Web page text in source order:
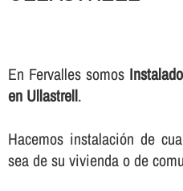
En Fervalles somos
en Ullastrell.
Hacemos instalación de
sea de su vivienda o de